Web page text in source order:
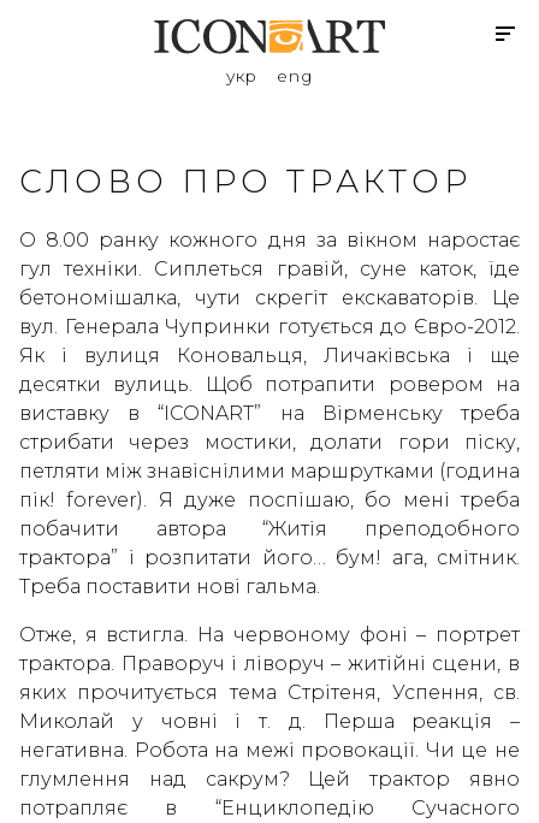
укр eng
СЛОВО ПРО ТРАКТОР
О 8.00 ранку кожного дня за вікном наростає
гул техніки. Сиплеться гравій, суне каток, їде
бетономішалка, чути скрегіт екскаваторів. Це
вул. Генерала Чупринки готується до Євро-2012.
Як і вулиця Коновальця, Личаківська і ще
десятки вулиць. Щоб потрапити ровером на
виставку в “ICONART” на Вірменську треба
стрибати через мостики, долати гори піску,
петляти між знавіснілими маршрутками (година
пік! forever). Я дуже поспішаю, бо мені треба
побачити автора “Житія преподобного
трактора” і розпитати його… бум! ага, смітник.
Треба поставити нові гальма.
Отже, я встигла. На червоному фоні – портрет
трактора. Праворуч і ліворуч – житійні сцени, в
яких прочитується тема Стрітеня, Успення, св.
Миколай у човні і т. д. Перша реакція –
негативна. Робота на межі провокації. Чи це не
глумлення над сакрум? Цей трактор явно
потрапляє в “Енциклопедію Сучасного